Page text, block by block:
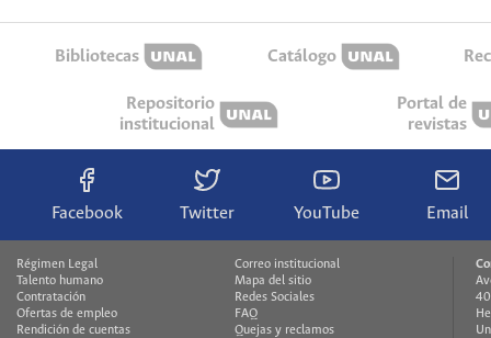
Bibliotecas Catálogo
Repositorio
institucional
Portal de
revistas
Facebook Twitter YouTube Email
Régimen Legal
Talento humano
Contratación
Ofertas de empleo
Rendición de cuentas
Correo institucional
Mapa del sitio
Redes Sociales
FAQ
Quejas y reclamos